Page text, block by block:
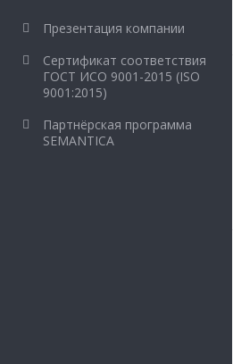
Презентация компании
Сертификат соответствия
ГОСТ ИСО 9001-2015 (ISO
9001:2015)
Партнёрская программа
SEMANTICA